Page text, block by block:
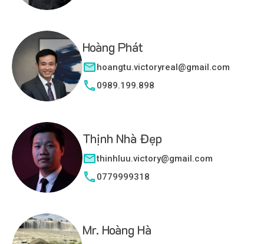
Hoàng Phát
hoangtu.victoryreal@gmail.com
0989.199.898
Thịnh Nhà Đẹp
thinhluu.victory@gmail.com
0779999318
Mr. Hoàng Hà